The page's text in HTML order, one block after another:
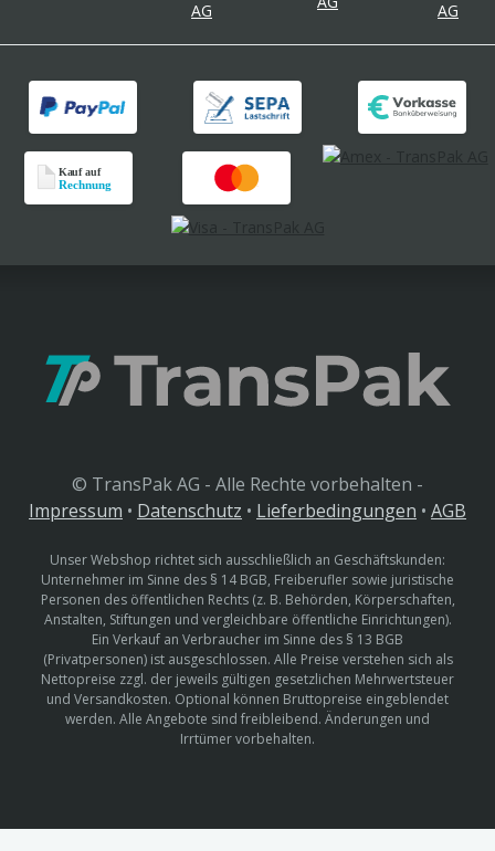
© TransPak AG - Alle Rechte vorbehalten -
Impressum • Datenschutz • Lieferbedingungen • AGB
Unser Webshop richtet sich ausschließlich an Geschäftskunden:
Unternehmer im Sinne des § 14 BGB, Freiberufler sowie juristische
Personen des öffentlichen Rechts (z. B. Behörden, Körperschaften,
Anstalten, Stiftungen und vergleichbare öffentliche Einrichtungen).
Ein Verkauf an Verbraucher im Sinne des § 13 BGB
(Privatpersonen) ist ausgeschlossen. Alle Preise verstehen sich als
Nettopreise zzgl. der jeweils gültigen gesetzlichen Mehrwertsteuer
und Versandkosten. Optional können Bruttopreise eingeblendet
werden. Alle Angebote sind freibleibend. Änderungen und
Irrtümer vorbehalten.